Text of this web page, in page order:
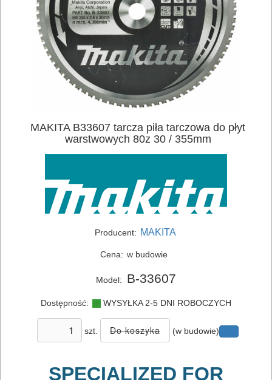
SIECIOWE
AKUMULATOROWE
OSPRZĘT
ELEKTRONARZĘDZI
MAGAZYNOWANIE
MAKITA B33607 tarcza piła tarczowa do płyt
warstwowych 80z 30 / 355mm
Producent: MAKITA
Cena: w budowie
Model: B-33607
Dostępność: WYSYŁKA 2-5 DNI ROBOCZYCH
szt. (w budowie)
SPECIALIZED FOR